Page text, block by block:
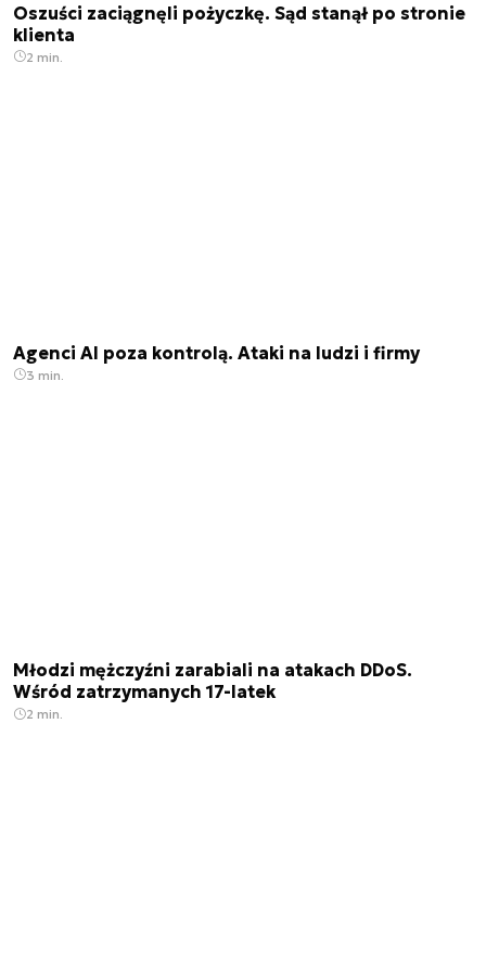
Oszuści zaciągnęli pożyczkę. Sąd stanął po stronie
klienta
2 min.
Agenci AI poza kontrolą. Ataki na ludzi i firmy
3 min.
Młodzi mężczyźni zarabiali na atakach DDoS.
Wśród zatrzymanych 17-latek
2 min.